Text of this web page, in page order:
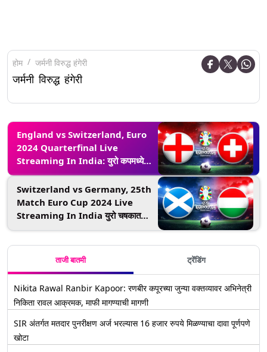
होम जर्मनी विरुद्ध हंगेरी
जर्मनी विरुद्ध हंगेरी
England vs Switzerland, Euro
2024 Quarterfinal Live
Streaming In India: युरो कपमध्ये
आज इंग्लंड आणि स्वित्झर्लंड यांच्यात रंगणार
उपांत्य पूर्व फेरीचा सामना, जाणून घ्या भारतात
कधी अन् कुठे पाहणार लाइव्ह
Switzerland vs Germany, 25th
Match Euro Cup 2024 Live
Streaming In India युरो चषकात
कुठे पाहणार लाइव्ह
ताजी बातमी ट्रेंडिंग
Nikita Rawal Ranbir Kapoor: रणबीर कपूरच्या जुन्या वक्तव्यावर अभिनेत्री
निकिता रावल आक्रमक, माफी मागण्याची मागणी
SIR अंतर्गत मतदार पुनरीक्षण अर्ज भरल्यास 16 हजार रुपये मिळण्याचा दावा पूर्णपणे
खोटा